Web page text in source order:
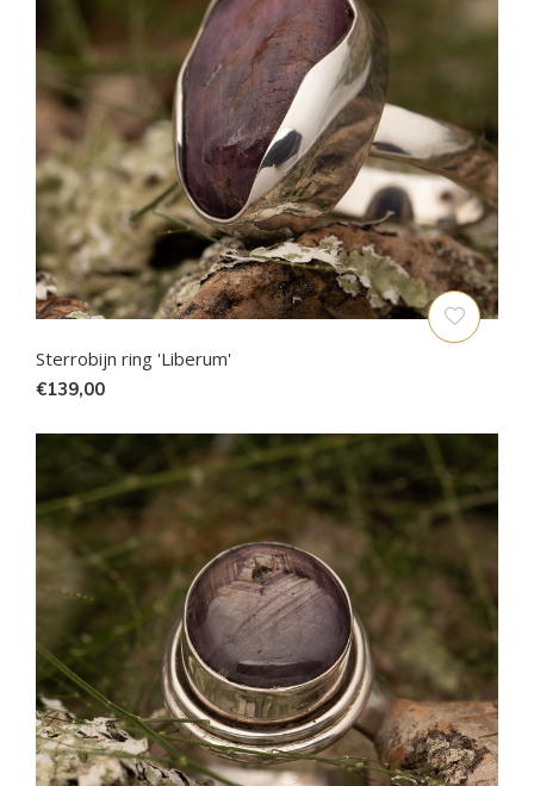
Sterrobijn ring 'Liberum'
€139,00